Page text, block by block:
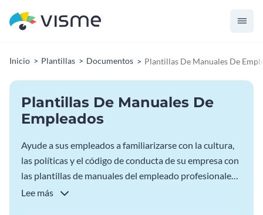
Inicio Plantillas Documentos Plantillas De Manuales De
Plantillas De Manuales De
Empleados
Ayude a sus empleados a familiarizarse con la cultura,
las políticas y el código de conducta de su empresa con
las plantillas de manuales del empleado profesionales
de Visme. Nuestras plantillas de manuales para
Lee más